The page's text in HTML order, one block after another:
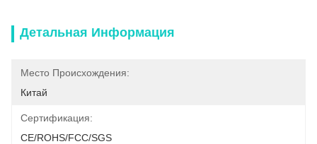
Детальная Информация
Место Происхождения:
Китай
Сертификация:
CE/ROHS/FCC/SGS